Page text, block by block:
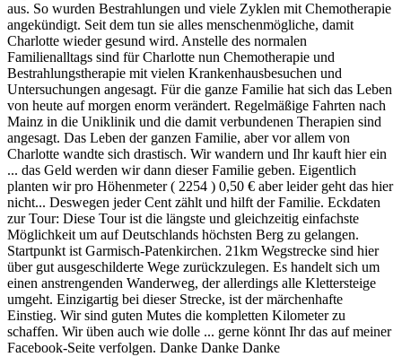
aus. So wurden Bestrahlungen und viele Zyklen mit Chemotherapie
angekündigt. Seit dem tun sie alles menschenmögliche, damit
Charlotte wieder gesund wird. Anstelle des normalen
Familienalltags sind für Charlotte nun Chemotherapie und
Bestrahlungstherapie mit vielen Krankenhausbesuchen und
Untersuchungen angesagt. Für die ganze Familie hat sich das Leben
von heute auf morgen enorm verändert. Regelmäßige Fahrten nach
Mainz in die Uniklinik und die damit verbundenen Therapien sind
angesagt. Das Leben der ganzen Familie, aber vor allem von
Charlotte wandte sich drastisch. Wir wandern und Ihr kauft hier ein
... das Geld werden wir dann dieser Familie geben. Eigentlich
planten wir pro Höhenmeter ( 2254 ) 0,50 € aber leider geht das hier
nicht... Deswegen jeder Cent zählt und hilft der Familie. Eckdaten
zur Tour: Diese Tour ist die längste und gleichzeitig einfachste
Möglichkeit um auf Deutschlands höchsten Berg zu gelangen.
Startpunkt ist Garmisch-Patenkirchen. 21km Wegstrecke sind hier
über gut ausgeschilderte Wege zurückzulegen. Es handelt sich um
einen anstrengenden Wanderweg, der allerdings alle Klettersteige
umgeht. Einzigartig bei dieser Strecke, ist der märchenhafte
Einstieg. Wir sind guten Mutes die kompletten Kilometer zu
schaffen. Wir üben auch wie dolle ... gerne könnt Ihr das auf meiner
Facebook-Seite verfolgen. Danke Danke Danke